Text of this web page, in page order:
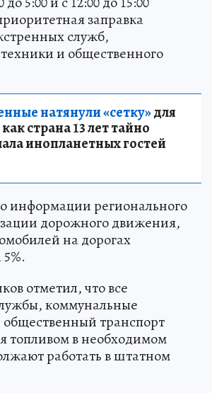
заправка
служб,
и общественного
натянули «сетку»для
страна 13 лет тайно
инопланетных гостей
информации регионального
дорожного движения,
на дорогах
отметил, что все
коммунальные
транспорт
топливом в необходимом
работать в штатном